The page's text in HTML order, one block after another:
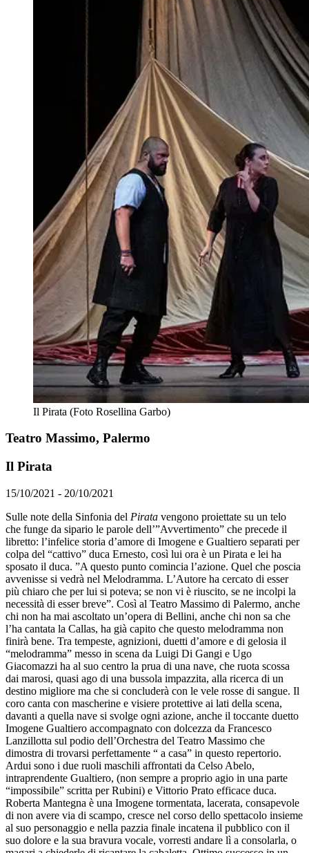
Il Pirata (Foto Rosellina Garbo)
Teatro Massimo, Palermo
Il Pirata
15/10/2021 - 20/10/2021
Sulle note della Sinfonia del Pirata vengono proiettate su un telo
che funge da sipario le parole dell’”Avvertimento” che precede il
libretto: l’infelice storia d’amore di Imogene e Gualtiero separati per
colpa del “cattivo” duca Ernesto, così lui ora è un Pirata e lei ha
sposato il duca. ”A questo punto comincia l’azione. Quel che poscia
avvenisse si vedrà nel Melodramma. L’Autore ha cercato di esser
più chiaro che per lui si poteva; se non vi è riuscito, se ne incolpi la
necessità di esser breve”. Così al Teatro Massimo di Palermo, anche
chi non ha mai ascoltato un’opera di Bellini, anche chi non sa che
l’ha cantata la Callas, ha già capito che questo melodramma non
finirà bene. Tra tempeste, agnizioni, duetti d’amore e di gelosia il
“melodramma” messo in scena da Luigi Di Gangi e Ugo
Giacomazzi ha al suo centro la prua di una nave, che ruota scossa
dai marosi, quasi ago di una bussola impazzita, alla ricerca di un
destino migliore ma che si concluderà con le vele rosse di sangue. Il
coro canta con mascherine e visiere protettive ai lati della scena,
davanti a quella nave si svolge ogni azione, anche il toccante duetto
Imogene Gualtiero accompagnato con dolcezza da Francesco
Lanzillotta sul podio dell’Orchestra del Teatro Massimo che
dimostra di trovarsi perfettamente “ a casa” in questo repertorio.
Ardui sono i due ruoli maschili affrontati da Celso Abelo,
intraprendente Gualtiero, (non sempre a proprio agio in una parte
“impossibile” scritta per Rubini) e Vittorio Prato efficace duca.
Roberta Mantegna è una Imogene tormentata, lacerata, consapevole
di non avere via di scampo, cresce nel corso dello spettacolo insieme
al suo personaggio e nella pazzia finale incatena il pubblico con il
suo dolore e la sua bravura vocale, vorresti andare lì a consolarla, o